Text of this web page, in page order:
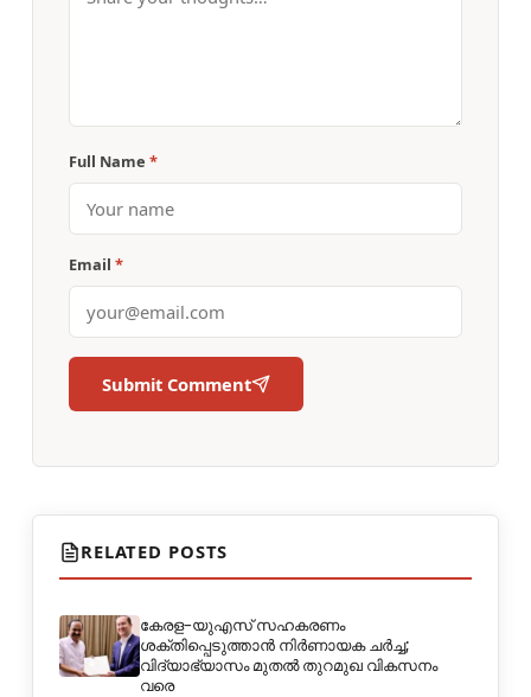
Full Name *
Email *
Submit Comment
RELATED POSTS
കേരള–യുഎസ് സഹകരണം
ശക്തിപ്പെടുത്താൻ നിർണായക ചർച്ച;
വിദ്യാഭ്യാസം മുതൽ തുറമുഖ വികസനം
വരെ